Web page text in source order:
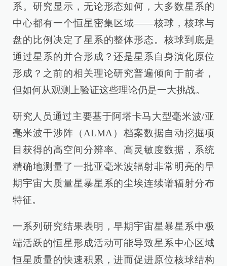
系。研究显示，无论形态如何，大多数星系的
中心都有一个恒星密集区域——核球，核球与
盘的比例决定了星系的整体形态。核球到底是
通过星系的并合形成？还是星系自身演化原位
形成？之前的相关理论研究普遍倾向于前者，
但如何从观测上验证这些理论仍是一大挑战。
研究人员通过主要基于阿塔卡马大型毫米波/亚
毫米波干涉阵（ALMA）档案数据自动挖掘项
目获得的高空间分辨率、高灵敏度数据，系统
精确地测量了一批亚毫米波辐射非常明亮的早
期宇宙大质量星暴星系的尘埃连续谱辐射分布
特征。
一系列研究结果表明，早期宇宙星暴星系中极
端活跃的恒星形成活动可能导致星系中心区域
恒星质量的快速积累，进而促进原位核球结构